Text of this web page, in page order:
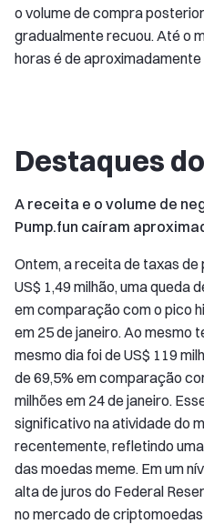
o volume de compra
gradualmente recuou. Até o
horas é de aproximadamente
Destaques
A receita e o volume de
Pump.fun caíram
Ontem, a receita de taxas de
US$ 1,49 milhão, uma queda
em comparação com o pico
em 25 de janeiro. Ao mesmo
mesmo dia foi de US$ 119
de 69,5% em comparação
milhões em 24 de janeiro.
significativo na atividade do
recentemente, refletindo
das moedas meme. Em um
alta de juros do Federal
no mercado de